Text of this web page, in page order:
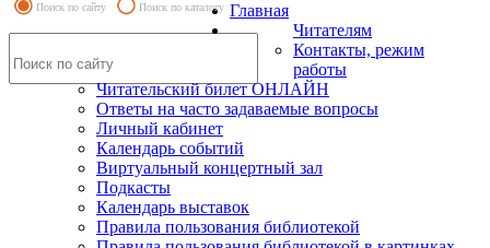
Поиск по сайту Поиск по каталогу Главная
Читателям
Контакты, режим
работы
Читательский билет ОНЛАЙН
Ответы на часто задаваемые вопросы
Личный кабинет
Календарь событий
Виртуальный концертный зал
Подкасты
Календарь выставок
Правила пользования библиотекой